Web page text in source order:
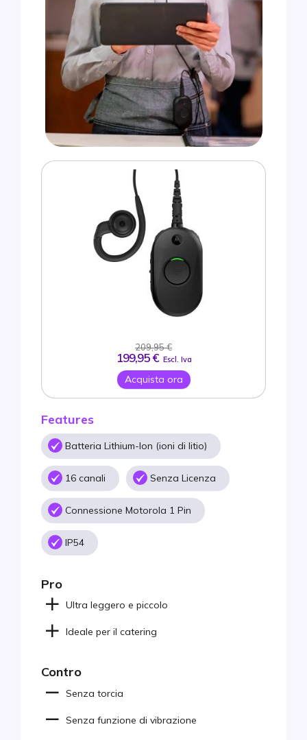
Features
Batteria Lithium-Ion (ioni di litio)
16 canali Senza Licenza
Connessione Motorola 1 Pin
IP54
Pro
Ultra leggero e piccolo
Ideale per il catering
Contro
Senza torcia
Senza funzione di vibrazione
209,95 €
199,95 € Escl. Iva
Acquista ora